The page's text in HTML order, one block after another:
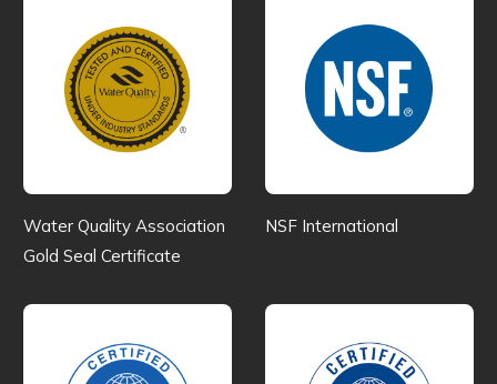
Water Quality Association
Gold Seal Certificate
NSF International